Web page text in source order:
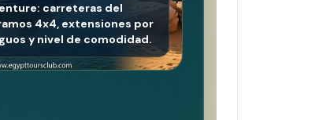
carreteras del
4x4, extensiones por
y nivel de comodidad.